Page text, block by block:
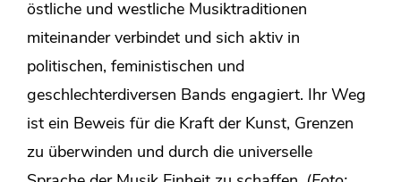
östliche und westliche Musiktraditionen
miteinander verbindet und sich aktiv in
politischen, feministischen und
geschlechterdiversen Bands engagiert. Ihr Weg
ist ein Beweis für die Kraft der Kunst, Grenzen
zu überwinden und durch die universelle